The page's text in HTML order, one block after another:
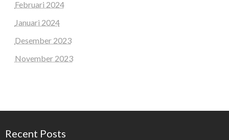
Februari 2024
Januari 2024
Desember 2023
November 2023
Recent Posts